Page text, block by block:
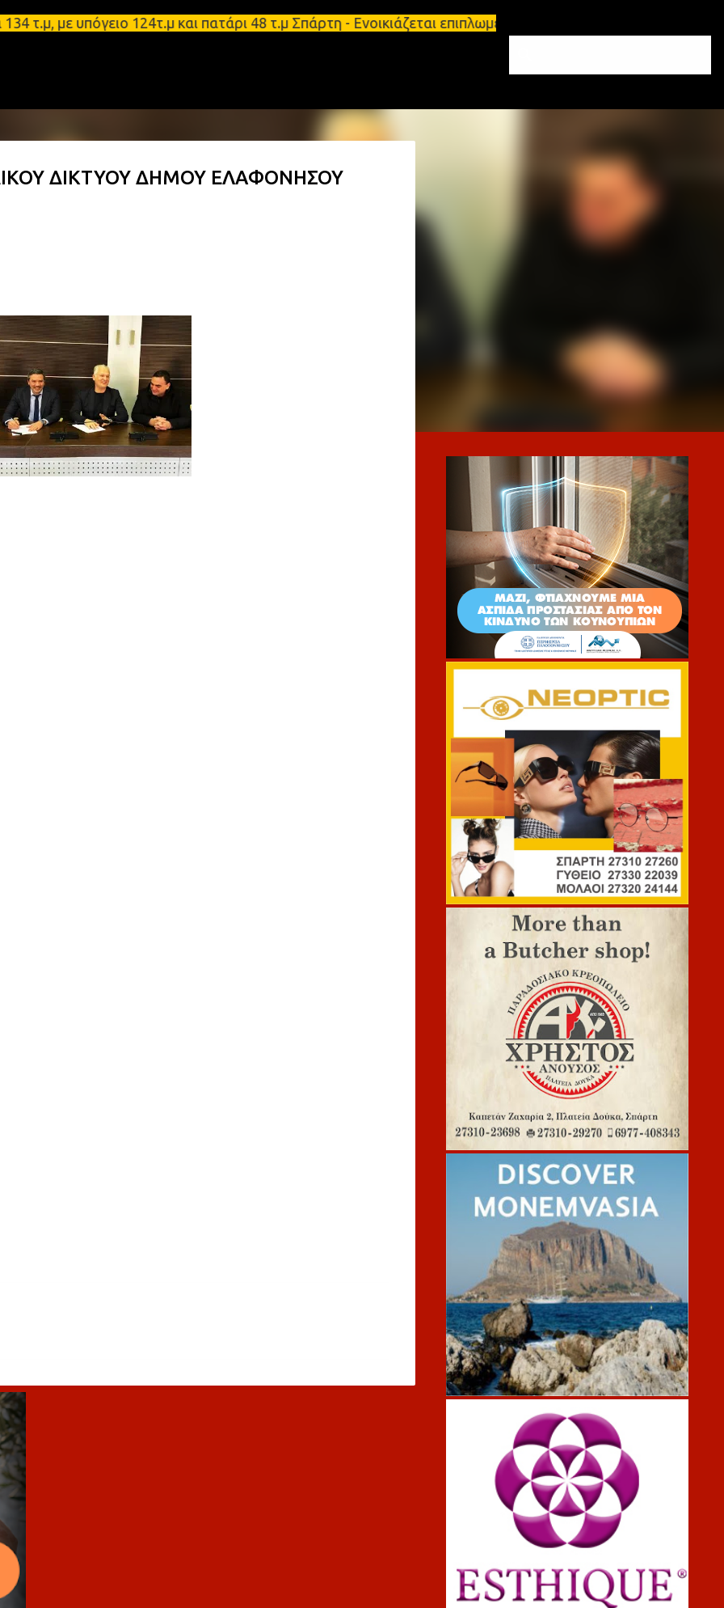
Μετάβαση στο κύριο περιεχόμενο
υπόγειο 124τ.μ και πατάρι 48 τ.μ Σπάρτη - Ενοικιάζεται επιπλωμένο διαμέρισμα 65τ.μ
ΔΙΚΤΥΟΥ ΔΗΜΟΥ ΕΛΑΦΟΝΗΣΟΥ